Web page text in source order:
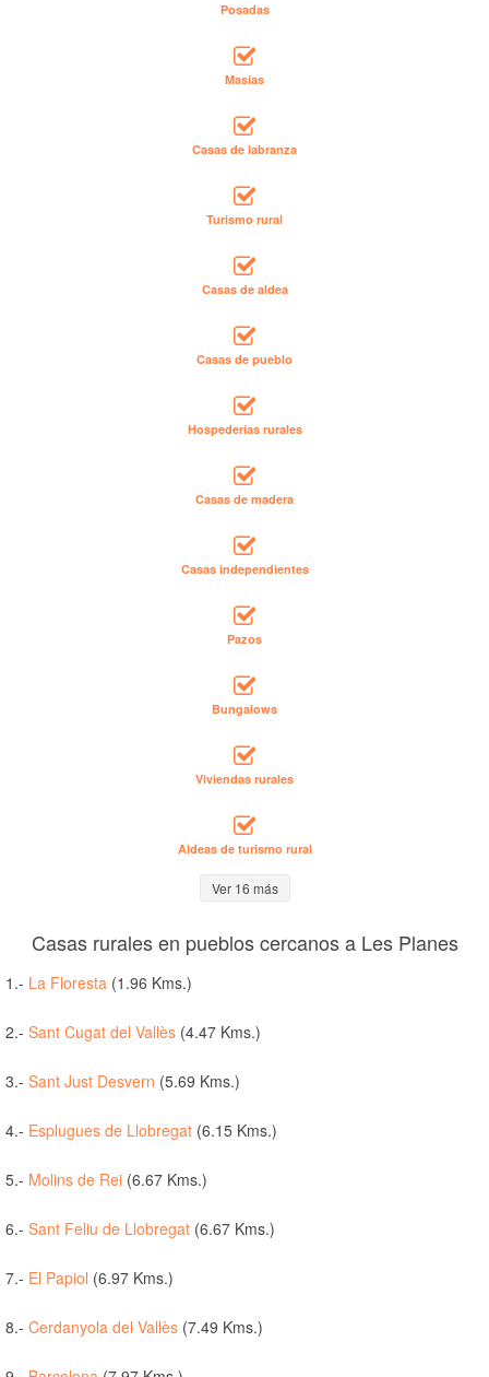
Posadas
Masías
Casas de labranza
Turismo rural
Casas de aldea
Casas de pueblo
Hospederías rurales
Casas de madera
Casas independientes
Pazos
Bungalows
Viviendas rurales
Aldeas de turismo rural
Ver 16 más
Casas rurales en pueblos cercanos a Les Planes
1.- La Floresta (1.96 Kms.)
2.- Sant Cugat del Vallès (4.47 Kms.)
3.- Sant Just Desvern (5.69 Kms.)
4.- Esplugues de Llobregat (6.15 Kms.)
5.- Molins de Rei (6.67 Kms.)
6.- Sant Feliu de Llobregat (6.67 Kms.)
7.- El Papiol (6.97 Kms.)
8.- Cerdanyola del Vallès (7.49 Kms.)